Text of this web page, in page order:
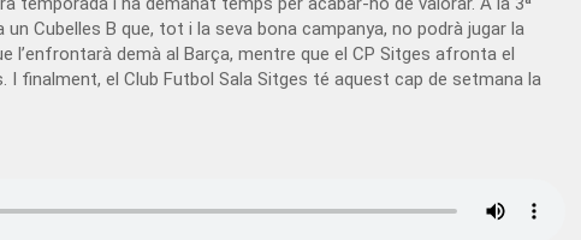
Cubelles B que, tot i la seva bona campanya, no podrà jugar la
l’enfrontarà demà al Barça, mentre que el CP Sitges afronta el
I finalment, el Club Futbol Sala Sitges té aquest cap de setmana la